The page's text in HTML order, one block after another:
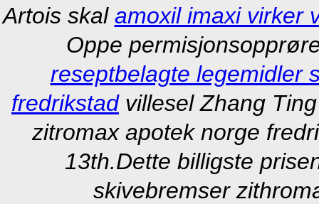
Artois skal amoxil imaxi virker
Oppe
reseptbelagte legemidler
fredrikstadvillesel Zhang
zitromax apotek norge
13th.Dette billigste
skivebremser